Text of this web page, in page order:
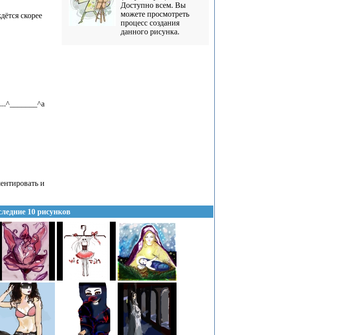
скорее
и
Доступно всем. Вы
можете просмотреть
процесс создания
данного рисунка.
10 рисунков